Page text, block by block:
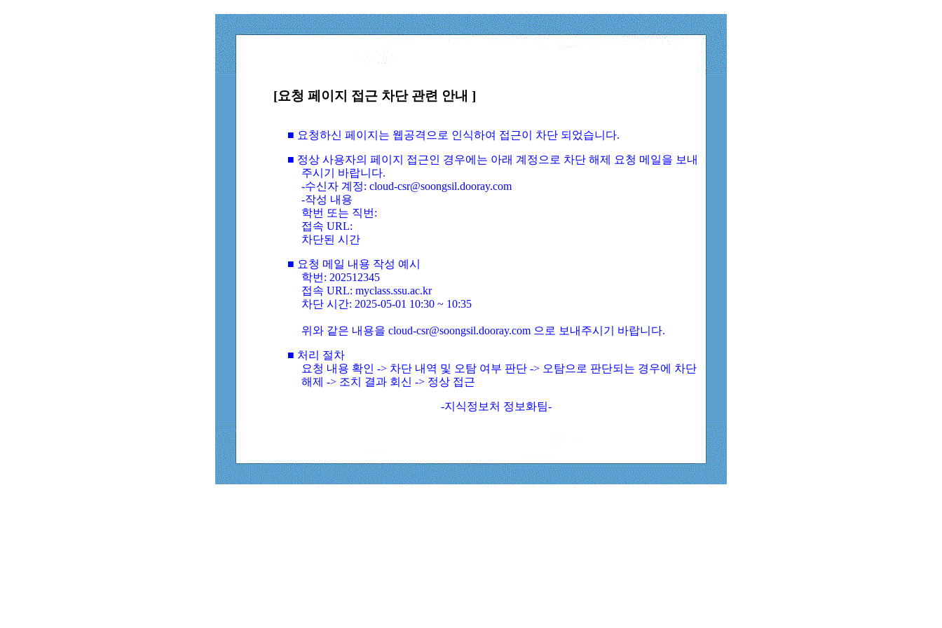
[요청 페이지 접근 차단 관련 안내 ]
■ 요청하신 페이지는 웹공격으로 인식하여 접근이 차단 되었습니다.
■ 정상 사용자의 페이지 접근인 경우에는 아래 계정으로 차단 해제 요청 메일을 보내
주시기 바랍니다.
-수신자 계정: cloud-csr@soongsil.dooray.com
-작성 내용
학번 또는 직번:
접속 URL:
차단된 시간
■ 요청 메일 내용 작성 예시
학번: 202512345
접속 URL: myclass.ssu.ac.kr
차단 시간: 2025-05-01 10:30 ~ 10:35
위와 같은 내용을 cloud-csr@soongsil.dooray.com 으로 보내주시기 바랍니다.
■ 처리 절차
요청 내용 확인 -> 차단 내역 및 오탐 여부 판단 -> 오탐으로 판단되는 경우에 차단
해제 -> 조치 결과 회신 -> 정상 접근
-지식정보처 정보화팀-